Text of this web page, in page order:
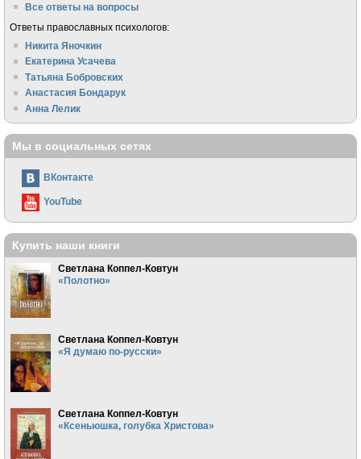
Все ответы на вопросы
Ответы православных психологов:
Никита Яночкин
Екатерина Усачева
Татьяна Бобровских
Анастасия Бондарук
Анна Лелик
Мы в социальных сетях
ВКонтакте
YouTube
Купить наши книги
Светлана Коппел-Ковтун
«Полотно»
Светлана Коппел-Ковтун
«Я думаю по-русски»
Светлана Коппел-Ковтун
«Ксеньюшка, голубка Христова»